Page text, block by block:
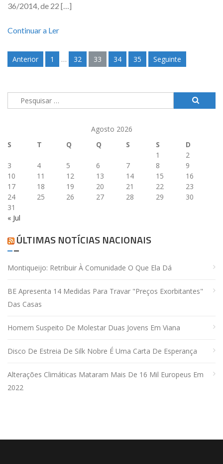
36/2014, de 22 […]
Continuar a Ler
Navegação
artigos
Anterior 1 … 32 33 34 35 Seguinte
Pesquisar
por:
Agosto 2026
S
T Q Q S S D
« Jul
1
2
3
4 5 6 7 8
9
10
11 12 13 14 15
16
17
18 19 20 21 22
23
24
25 26 27 28 29
30
31
ÚLTIMAS NOTÍCIAS NACIONAIS
Montiqueijo: Retribuir À Comunidade O Que Ela Dá
BE Apresenta 14 Medidas Para Travar "preços Exorbitantes"
Das Casas
Homem Suspeito De Molestar Duas Jovens Em Viana
Disco De Estreia De Silk Nobre É Uma Carta De Esperança
Alterações Climáticas Mataram Mais De 16 Mil Europeus Em
2022